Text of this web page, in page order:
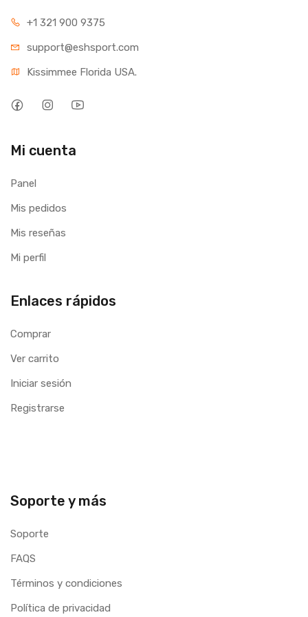
+1 321 900 9375
support@eshsport.com
Kissimmee Florida USA.
Mi cuenta
Panel
Mis pedidos
Mis reseñas
Mi perfil
Enlaces rápidos
Comprar
Ver carrito
Iniciar sesión
Registrarse
Soporte y más
Soporte
FAQS
Términos y condiciones
Política de privacidad